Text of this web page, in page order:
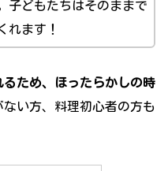
子どもたちはそのままで
れます！
ため、ほったらかしの時
い方、料理初心者の方も